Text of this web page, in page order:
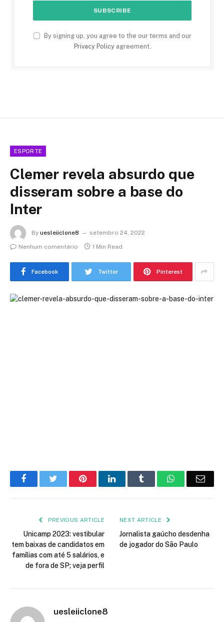
By signing up, you agree to the our terms and our
Privacy Policyagreement.
ESPORTE
Clemer revela absurdo que
disseram sobre a base do
Inter
By uesleiiclone8
setembro 24, 2022
Nenhum comentário
1 Min Read
Facebook Twitter Pinterest
FacebookTwitter PinterestLinkedIn Tumblr WhatsApp
PREVIOUS ARTICLE
Unicamp 2023: vestibular
tem baixas de candidatos em
famílias com até 5 salários, e
de fora de SP; veja perfil
NEXT ARTICLE
Jornalista gaúcho desdenha
de jogador do São Paulo
uesleiiclone8